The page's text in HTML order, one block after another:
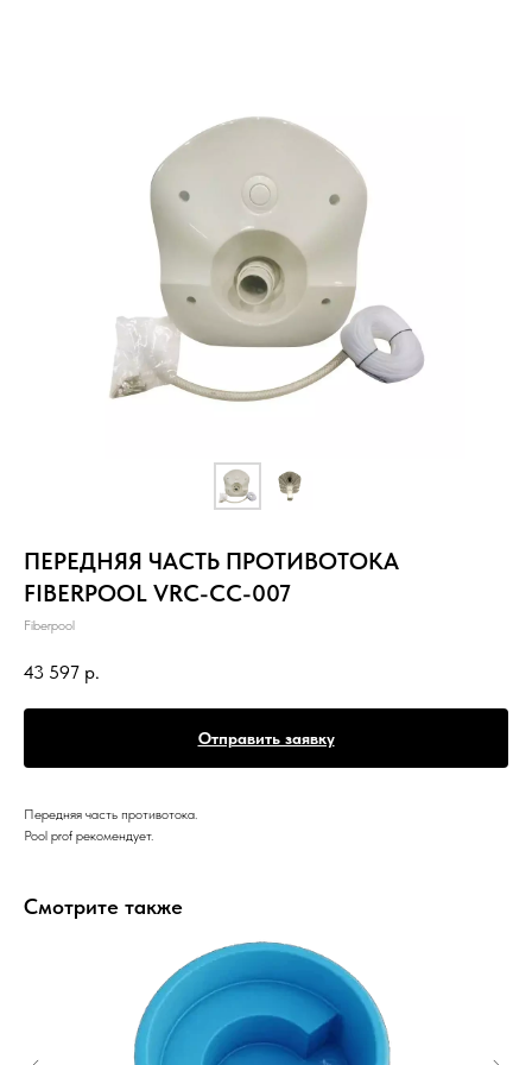
ПЕРЕДНЯЯ ЧАСТЬ ПРОТИВОТОКА
FIBERPOOL VRC-CC-007
Fiberpool
43 597 р.
Отправить заявку
Передняя часть противотока.
Pool prof рекомендует.
Смотрите также